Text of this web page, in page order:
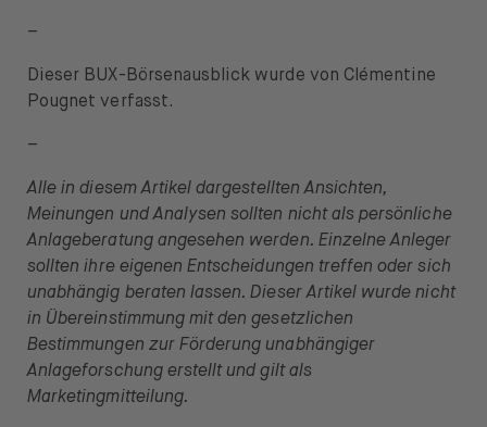
–
Dieser BUX-Börsenausblick wurde von Clémentine
Pougnet verfasst.
–
Alle in diesem Artikel dargestellten Ansichten,
Meinungen und Analysen sollten nicht als persönliche
Anlageberatung angesehen werden. Einzelne Anleger
sollten ihre eigenen Entscheidungen treffen oder sich
unabhängig beraten lassen. Dieser Artikel wurde nicht
in Übereinstimmung mit den gesetzlichen
Bestimmungen zur Förderung unabhängiger
Anlageforschung erstellt und gilt als
Marketingmitteilung.